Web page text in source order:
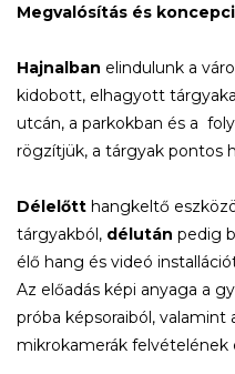
Megvalósítás és
Hajnalban elindulunk a
kidobott, elhagyott
utcán, a parkokban és a
rögzítjük, a tárgyak pontos
Délelőtt hangkeltő
tárgyakból, délután pedig
élő hang és videó
Az előadás képi anyaga a
próba képsoraiból, valamint
mikrokamerák felvételének